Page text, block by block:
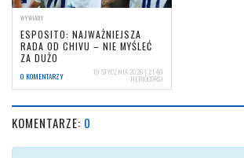
WYWIADY
ESPOSITO: NAJWAŻNIEJSZA
RADA OD CHIVU – NIE MYŚLEĆ
ZA DUŻO
0 KOMENTARZY 19 STYCZNIA 2026 | 21:40
NERIOCORSI
KOMENTARZE: 0